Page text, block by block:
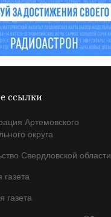
ссылки
Артемовского
округа
Свердловской области
газета
газета